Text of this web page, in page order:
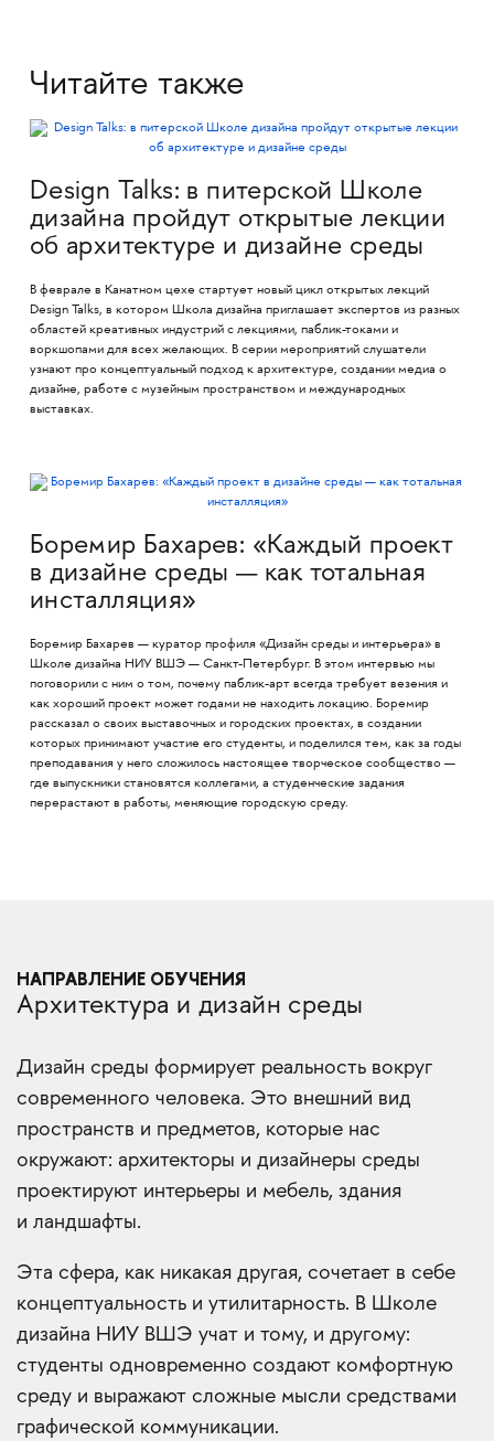
Читайте также
Design Talks: в питерской Школе
дизайна пройдут открытые лекции
об архитектуре и дизайне среды
В феврале в Канатном цехе стартует новый цикл открытых лекций
Design Talks, в котором Школа дизайна приглашает экспертов из разных
областей креативных индустрий с лекциями, паблик-токами и
воркшопами для всех желающих. В серии мероприятий слушатели
узнают про концептуальный подход к архитектуре, создании медиа о
дизайне, работе с музейным пространством и международных
выставках.
Боремир Бахарев: «Каждый проект
в дизайне среды — как тотальная
инсталляция»
Боремир Бахарев — куратор профиля «Дизайн среды и интерьера» в
Школе дизайна НИУ ВШЭ — Санкт-Петербург. В этом интервью мы
поговорили с ним о том, почему паблик-арт всегда требует везения и
как хороший проект может годами не находить локацию. Боремир
рассказал о своих выставочных и городских проектах, в создании
которых принимают участие его студенты, и поделился тем, как за годы
преподавания у него сложилось настоящее творческое сообщество —
где выпускники становятся коллегами, а студенческие задания
перерастают в работы, меняющие городскую среду.
НАПРАВЛЕНИЕ ОБУЧЕНИЯ
Архитектура и дизайн среды
Дизайн среды формирует реальность вокруг
современного человека. Это внешний вид
пространств и предметов, которые нас
окружают: архитекторы и дизайнеры среды
проектируют интерьеры и мебель, здания
и ландшафты.
Эта сфера, как никакая другая, сочетает в себе
концептуальность и утилитарность. В Школе
дизайна НИУ ВШЭ учат и тому, и другому:
студенты одновременно создают комфортную
среду и выражают сложные мысли средствами
графической коммуникации.